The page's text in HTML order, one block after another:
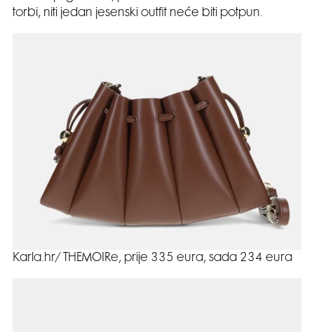
torbi, niti jedan jesenski outfit neće biti potpun.
Karla.hr/ THEMOIRe, prije 335 eura, sada 234 eura